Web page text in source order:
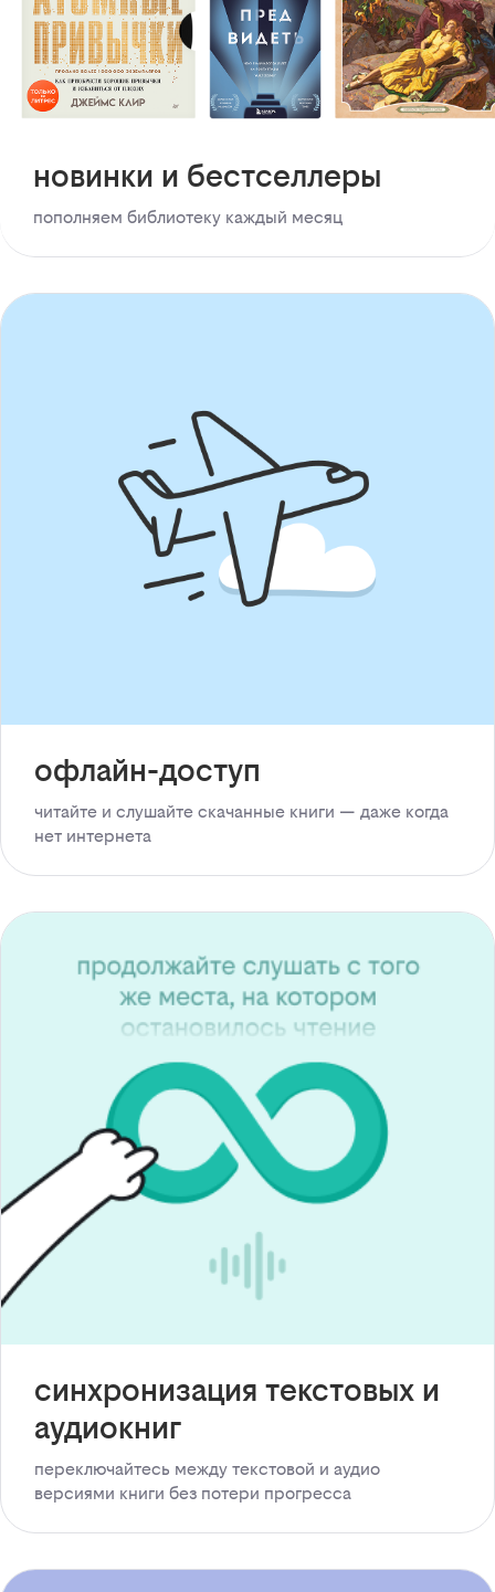
новинки и бестселлеры
пополняем библиотеку каждый месяц
офлайн-доступ
читайте и слушайте скачанные книги — даже когда
нет интернета
синхронизация текстовых и
аудиокниг
переключайтесь между текстовой и аудио
версиями книги без потери прогресса